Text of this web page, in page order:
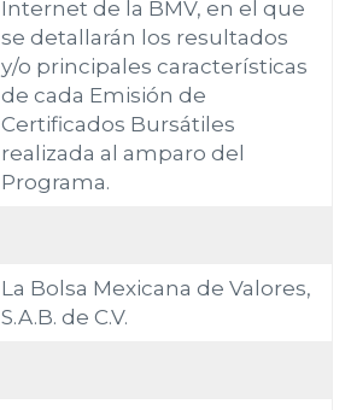
Internet de la BMV, en el que
se detallarán los resultados
y/o principales características
de cada Emisión de
Certificados Bursátiles
realizada al amparo del
Programa.
La Bolsa Mexicana de Valores,
S.A.B. de C.V.